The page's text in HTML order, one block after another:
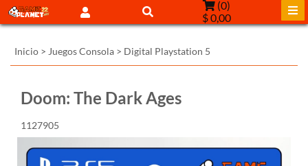
(0)
$ 0,00
Inicio > Juegos Consola > Digital Playstation 5
Doom: The Dark Ages
1127905